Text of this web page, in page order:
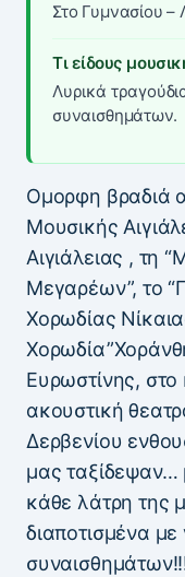
Στο Γυμνασίου –
Τι είδους
Λυρικά
συναισθημάτων.
Ομορφη βραδιά
Μουσικής
Αιγιάλειας , τη
Μεγαρέων”, το
Χορωδίας
Ευρωστίνης, στο
ακουστική
Δερβενίου
μας ταξίδεψαν…
κάθε λάτρη της
διαποτισμένα